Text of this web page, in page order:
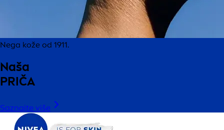
Nega kože od 1911.
Naša
PRIČA
Saznajte više